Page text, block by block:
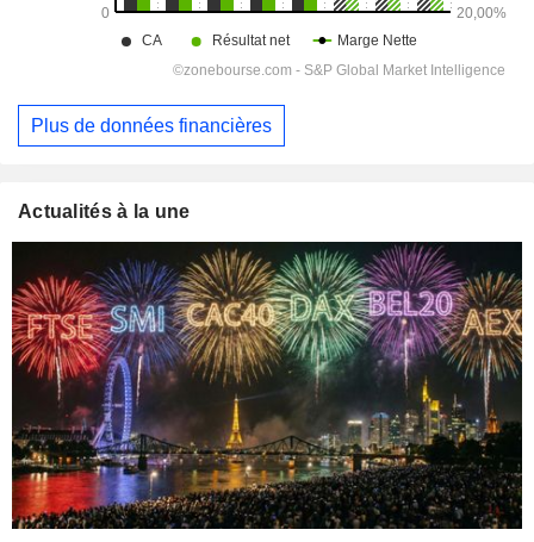
Plus de données financières
Actualités à la une